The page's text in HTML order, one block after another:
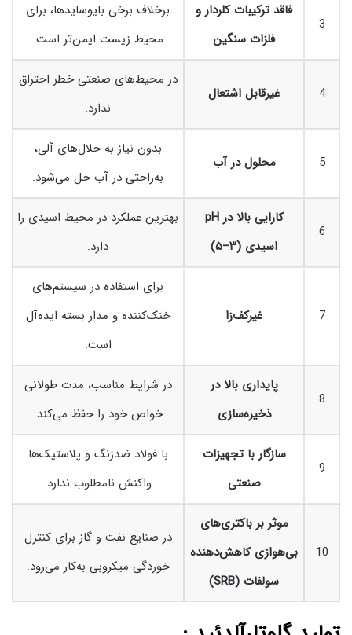
3
فاقد ترکیبات کلردار و
فلزات سنگین
برخلاف برخی بایوسایدها، برای
محیط زیست ایمن‌تر است.
4 غیرقابل اشتعال
در محیط‌های صنعتی خطر احتراق
ندارد.
5 محلول در آب
بدون نیاز به حلال‌های آلی،
به‌راحتی در آب حل می‌شود.
6
کارایی بالا در pH
اسیدی (۳–۵)
بهترین عملکرد در محیط اسیدی را
دارد.
7 غیرکف‌زا
برای استفاده در سیستم‌های
خنک‌کننده و مدار بسته ایده‌آل
است.
8
پایداری بالا در
ذخیره‌سازی
در شرایط مناسب، مدت طولانی
خواص خود را حفظ می‌کند.
9
سازگار با تجهیزات
صنعتی
با فولاد ضدزنگ و پلاستیک‌ها
واکنش نامطلوب ندارد.
10
موثر بر باکتری‌های
بی‌هوازی کاهش‌دهنده
سولفات (SRB)
در صنایع نفت و گاز برای کنترل
خوردگی میکروبی به‌کار می‌رود.